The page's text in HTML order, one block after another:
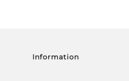
Information